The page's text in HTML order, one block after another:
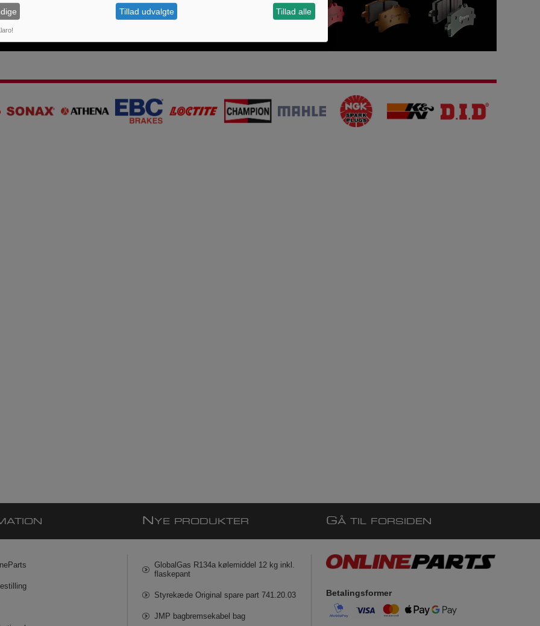
N YE PRODUKTER
GlobalGas R134a kølemiddel 12 kg inkl.
flaskepant
Styrekæde Original spare part 741.20.03
JMP bagbremsekabel bag
GÅ TIL FORSIDEN
Betalingsformer
Tillad udvalgte Tillad alle